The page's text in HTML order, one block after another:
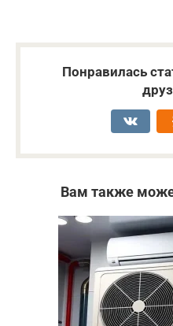
Понравилась
Вам также